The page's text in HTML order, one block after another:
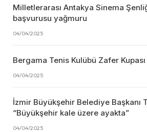
Milletlerarası Antakya Sinema
başvurusu yağmuru
04/04/2025
Bergama Tenis Kulübü Zafer
04/04/2025
İzmir Büyükşehir Belediye Başkanı
“Büyükşehir kale üzere ayakta”
04/04/2025